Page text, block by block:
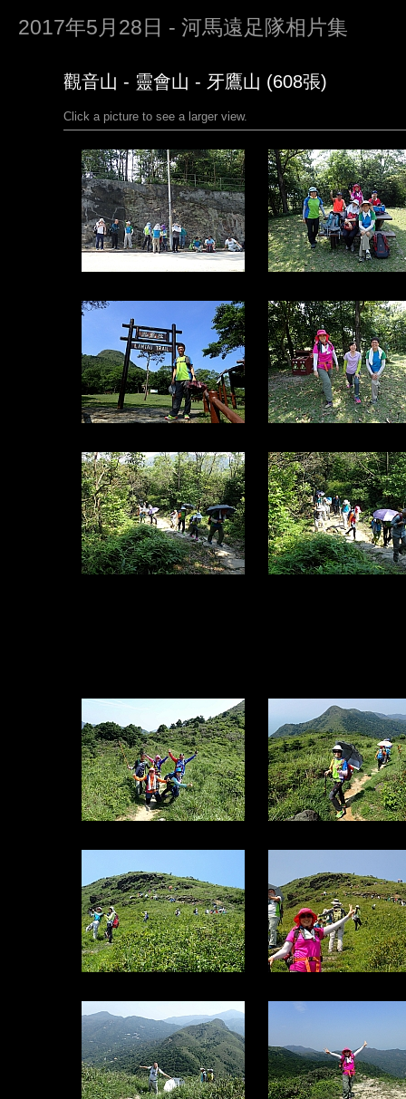
2017年5月28日 - 河馬遠足隊相片集
觀音山 - 靈會山 - 牙鷹山 (608張)
Click a picture to see a larger view.